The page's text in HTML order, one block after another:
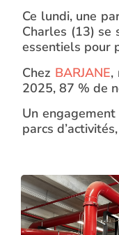
Ce lundi, une
Charles (13) se
essentiels pour
Chez BARJANE,
2025, 87 % de
Un
parcs